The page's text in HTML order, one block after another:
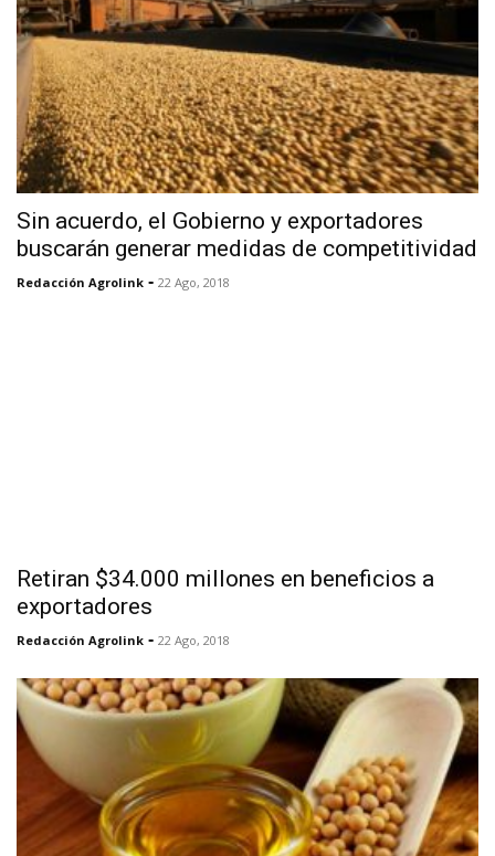
Sin acuerdo, el Gobierno y exportadores
buscarán generar medidas de competitividad
Redacción Agrolink - 22 Ago, 2018
Retiran $34.000 millones en beneficios a
exportadores
Redacción Agrolink - 22 Ago, 2018